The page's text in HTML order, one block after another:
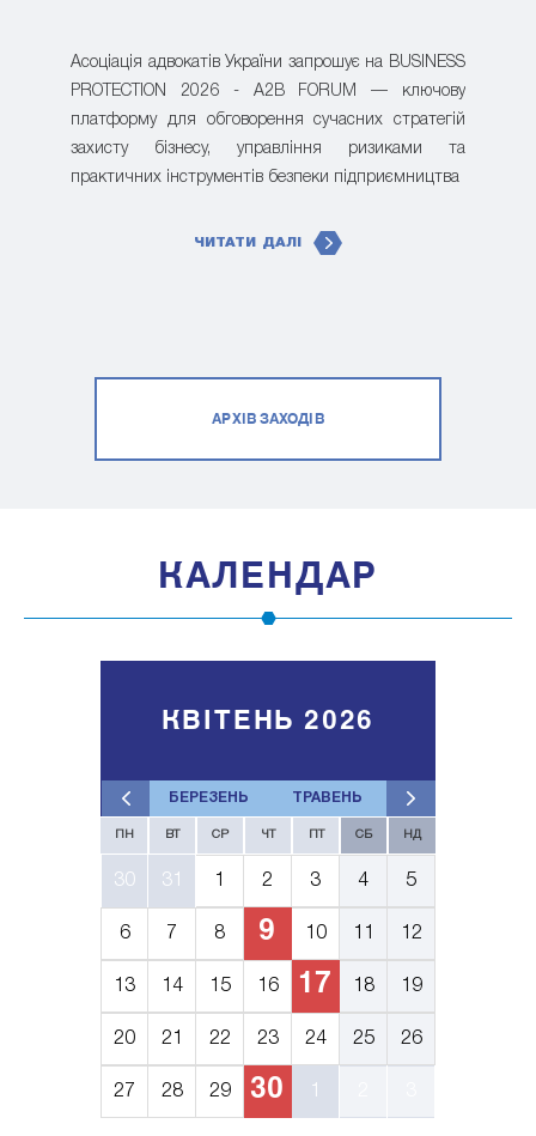
Асоціація адвокатів України запрошує на BUSINESS
PROTECTION 2026 - A2B FORUM — ключову
платформу для обговорення сучасних стратегій
захисту бізнесу, управління ризиками та
практичних інструментів безпеки підприємництва
ЧИТАТИ ДАЛІ
АРХІВ ЗАХОДІВ
КАЛЕНДАР
БЕРЕЗЕНЬ ТРАВЕНЬ
КВІТЕНЬ 2026
ПН ВТ СР ЧТ СБ НД
30 31 2 3 4 5
6 7 8 9 10 12
13 14 15 16 17 18 19
20 21 22 23 24 25 26
27 28 29 30